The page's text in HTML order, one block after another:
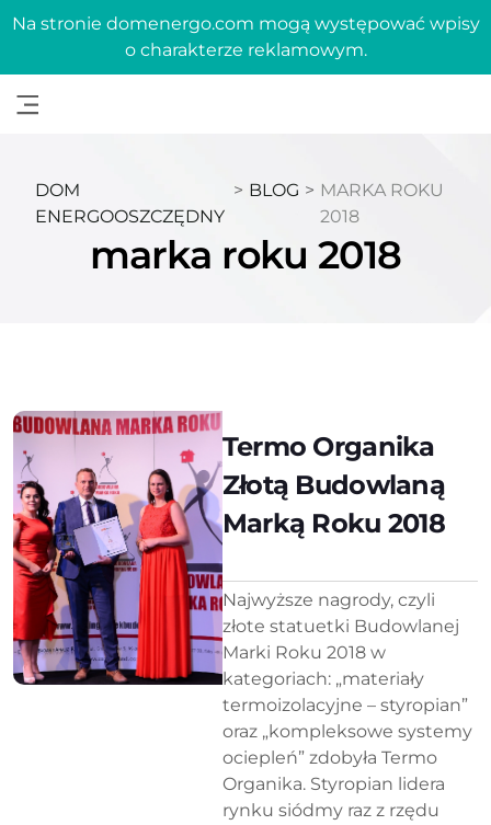
Na stronie domenergo.com mogą występować wpisy
o charakterze reklamowym.
DOM
ENERGOOSZCZĘDNY
> BLOG > MARKA ROKU
2018
marka roku 2018
Termo Organika
Złotą Budowlaną
Marką Roku 2018
Najwyższe nagrody, czyli
złote statuetki Budowlanej
Marki Roku 2018 w
kategoriach: „materiały
termoizolacyjne – styropian”
oraz „kompleksowe systemy
ociepleń” zdobyła Termo
Organika. Styropian lidera
rynku siódmy raz z rzędu